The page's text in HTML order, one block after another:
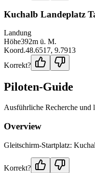
Kuchalb Landeplatz
Landung
Höhe392m ü. M.
Koord.48.6517, 9.7913
Korrekt?
Piloten-Guide
Ausführliche Recherche und
Overview
Gleitschirm-Startplatz:
Korrekt?